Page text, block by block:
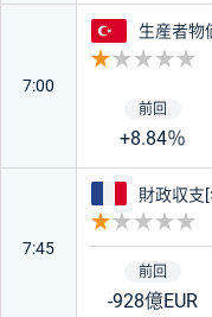
7:00
トルコ
生産者物
+8.84％
7:45
フランス
財政収支
-928億EUR